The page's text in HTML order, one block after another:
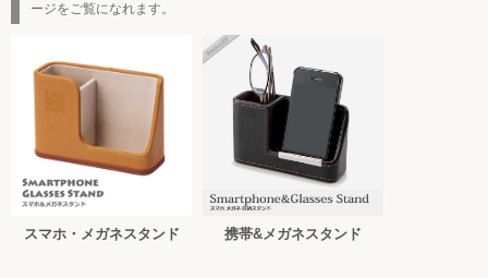
ージをご覧になれます。
スマホ・メガネスタンド 携帯&メガネスタンド